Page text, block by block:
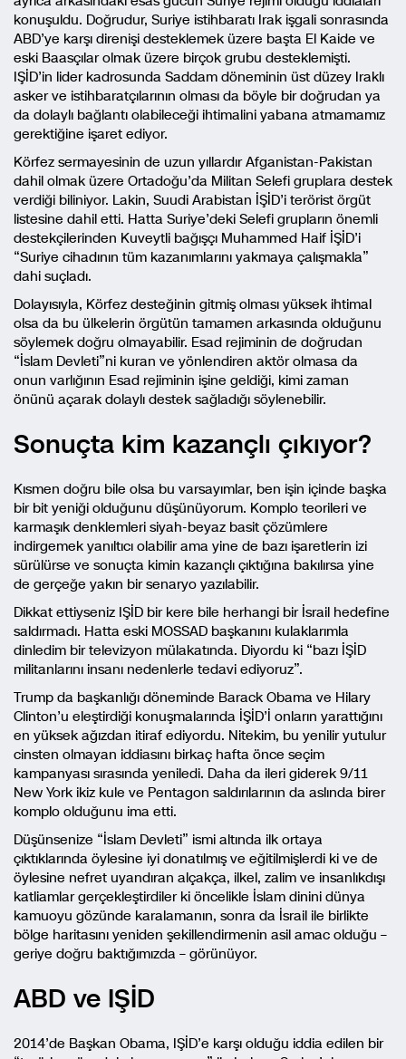
konuşuldu. Doğrudur, Suriye istihbaratı Irak işgali sonrasında
ABD’ye karşı direnişi desteklemek üzere başta El Kaide ve
eski Baasçılar olmak üzere birçok grubu desteklemişti.
IŞİD’in lider kadrosunda Saddam döneminin üst düzey Iraklı
asker ve istihbaratçılarının olması da böyle bir doğrudan ya
da dolaylı bağlantı olabileceği ihtimalini yabana atmamamız
gerektiğine işaret ediyor.
Körfez sermayesinin de uzun yıllardır Afganistan-Pakistan
dahil olmak üzere Ortadoğu’da Militan Selefi gruplara destek
verdiği biliniyor. Lakin, Suudi Arabistan İŞİD’i terörist örgüt
listesine dahil etti. Hatta Suriye’deki Selefi grupların önemli
destekçilerinden Kuveytli bağışçı Muhammed Haif İŞİD’i
“Suriye cihadının tüm kazanımlarını yakmaya çalışmakla”
dahi suçladı.
Dolayısıyla, Körfez desteğinin gitmiş olması yüksek ihtimal
olsa da bu ülkelerin örgütün tamamen arkasında olduğunu
söylemek doğru olmayabilir. Esad rejiminin de doğrudan
“İslam Devleti”ni kuran ve yönlendiren aktör olmasa da
onun varlığının Esad rejiminin işine geldiği, kimi zaman
önünü açarak dolaylı destek sağladığı söylenebilir.
Sonuçta kim kazançlı çıkıyor?
Kısmen doğru bile olsa bu varsayımlar, ben işin içinde başka
bir bit yeniği olduğunu düşünüyorum. Komplo teorileri ve
karmaşık denklemleri siyah-beyaz basit çözümlere
indirgemek yanıltıcı olabilir ama yine de bazı işaretlerin izi
sürülürse ve sonuçta kimin kazançlı çıktığına bakılırsa yine
de gerçeğe yakın bir senaryo yazılabilir.
Dikkat ettiyseniz IŞİD bir kere bile herhangi bir İsrail hedefine
saldırmadı. Hatta eski MOSSAD başkanını kulaklarımla
dinledim bir televizyon mülakatında. Diyordu ki “bazı İŞİD
militanlarını insanı nedenlerle tedavi ediyoruz”.
Trump da başkanlığı döneminde Barack Obama ve Hilary
Clinton’u eleştirdiği konuşmalarında İŞİD’İ onların yarattığını
en yüksek ağızdan itiraf ediyordu. Nitekim, bu yenilir yutulur
cinsten olmayan iddiasını birkaç hafta önce seçim
kampanyası sırasında yeniledi. Daha da ileri giderek 9/11
New York ikiz kule ve Pentagon saldırılarının da aslında birer
komplo olduğunu ima etti.
Düşünsenize “İslam Devleti” ismi altında ilk ortaya
çıktıklarında öylesine iyi donatılmış ve eğitilmişlerdi ki ve de
öylesine nefret uyandıran alçakça, ilkel, zalim ve insanlıkdışı
katliamlar gerçekleştirdiler ki öncelikle İslam dinini dünya
kamuoyu gözünde karalamanın, sonra da İsrail ile birlikte
bölge haritasını yeniden şekillendirmenin asil amac olduğu –
geriye doğru baktığımızda – görünüyor.
ABD ve IŞİD
2014’de Başkan Obama, IŞİD’e karşı olduğu iddia edilen bir